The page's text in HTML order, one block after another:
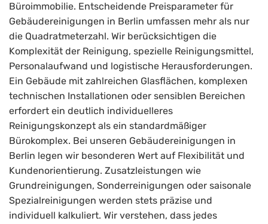
Büroimmobilie. Entscheidende Preisparameter für
Gebäudereinigungen in Berlin umfassen mehr als nur
die Quadratmeterzahl. Wir berücksichtigen die
Komplexität der Reinigung, spezielle Reinigungsmittel,
Personalaufwand und logistische Herausforderungen.
Ein Gebäude mit zahlreichen Glasflächen, komplexen
technischen Installationen oder sensiblen Bereichen
erfordert ein deutlich individuelleres
Reinigungskonzept als ein standardmäßiger
Bürokomplex. Bei unseren Gebäudereinigungen in
Berlin legen wir besonderen Wert auf Flexibilität und
Kundenorientierung. Zusatzleistungen wie
Grundreinigungen, Sonderreinigungen oder saisonale
Spezialreinigungen werden stets präzise und
individuell kalkuliert. Wir verstehen, dass jedes